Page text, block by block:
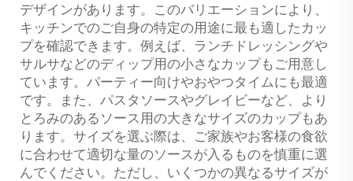
デザインがあります。このバリエーションにより、
キッチンでのご自身の特定の用途に最も適したカッ
プを確認できます。例えば、ランチドレッシングや
サルサなどのディップ用の小さなカップもご用意し
ています。パーティー向けやおやつタイムにも最適
です。また、パスタソースやグレイビーなど、より
とろみのあるソース用の大きなサイズのカップもあ
ります。サイズを選ぶ際は、ご家族やお客様の食欲
に合わせて適切な量のソースが入るものを慎重に選
んでください。ただし、いくつかの異なるサイズが